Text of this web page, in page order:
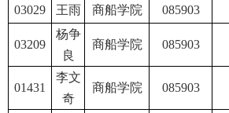
03029 王雨 商船学院 085903
03209
杨争
良
商船学院 085903
01431
李文
奇
商船学院 085903